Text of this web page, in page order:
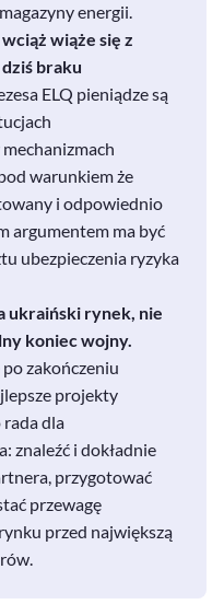
energii.
wiąże się z
braku
ELQ pieniądze są
warunkiem że
i odpowiednio
argumentem ma być
ubezpieczenia ryzyka
ukraiński rynek, nie
koniec wojny.
zakończeniu
projekty
rada dla
znaleźć i dokładnie
przygotować
przewagę
przed największą